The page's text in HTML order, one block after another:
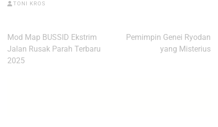
TONI KROS
Navigasi
pos
Mod Map BUSSID Ekstrim
Jalan Rusak Parah Terbaru
2025
Pemimpin Genei Ryodan
yang Misterius